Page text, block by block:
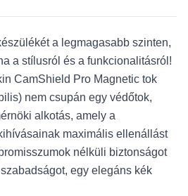
a legmagasabb szinten,
a stílusról és a funkcionalitásról!
CamShield Pro Magnetic tok
nem csupán egy védőtok,
alkotás, amely a
maximális ellenállást
nélküli biztonságot
egy elegáns kék